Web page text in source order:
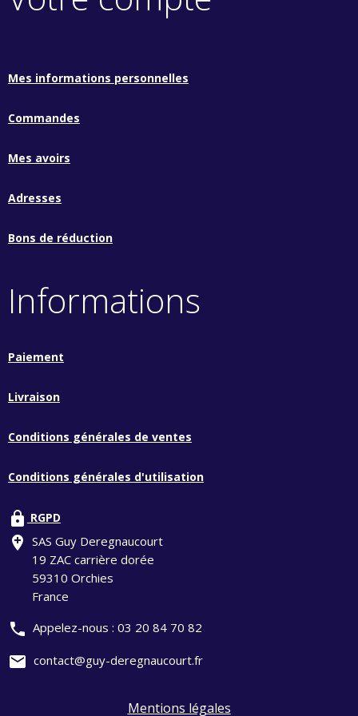
Mes informations personnelles
Commandes
Mes avoirs
Adresses
Bons de réduction
Informations
Paiement
Livraison
Conditions générales de ventes
Conditions générales d'utilisation
lock RGPD
add_location SAS Guy Deregnaucourt
19 ZAC carrière dorée
59310 Orchies
France
phone Appelez-nous : 03 20 84 70 82
mail contact@guy-deregnaucourt.fr
Mentions légales